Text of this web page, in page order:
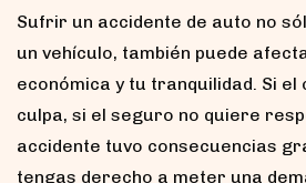
Sufrir un accidente de auto no
un vehículo, también puede
económica y tu tranquilidad. Si el
culpa, si el seguro no quiere
accidente tuvo consecuencias
tengas derecho a meter una